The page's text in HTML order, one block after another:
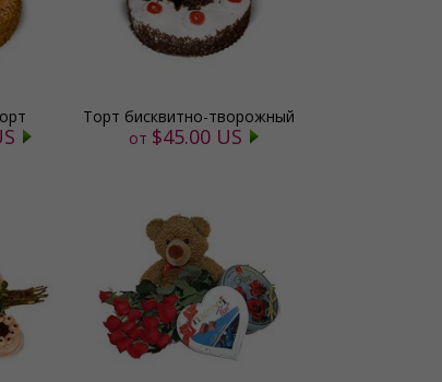
Торт бисквитно-творожный
от $45.00 US